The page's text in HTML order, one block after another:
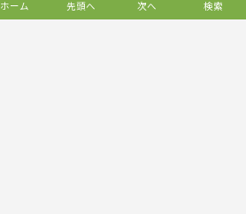
検索
ホーム 先頭へ 次へ